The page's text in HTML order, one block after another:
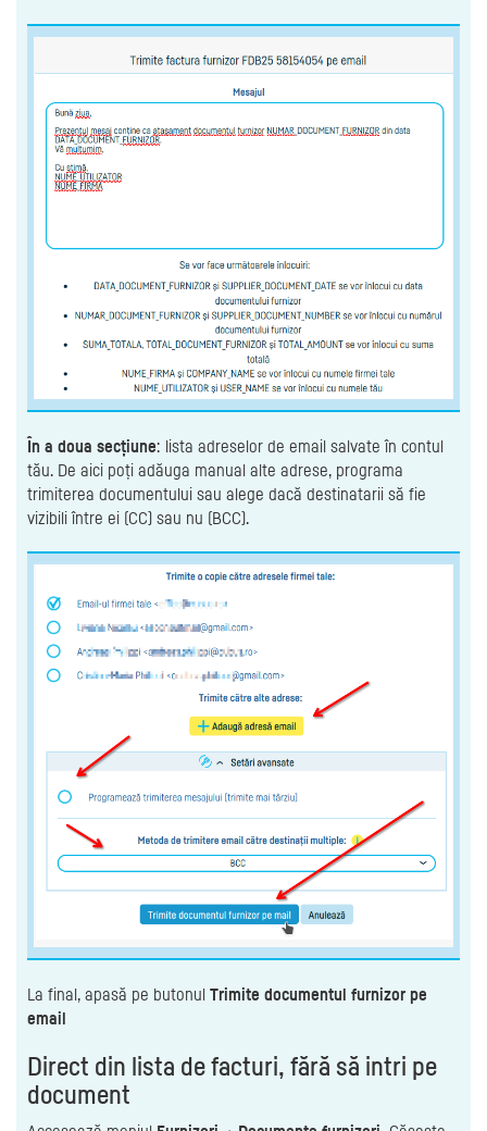
În a doua secțiune: lista adreselor de email salvate în contul
tău. De aici poți adăuga manual alte adrese, programa
trimiterea documentului sau alege dacă destinatarii să fie
vizibili între ei (CC) sau nu (BCC).
La final, apasă pe butonul Trimite documentul furnizor pe
email
Direct din lista de facturi, fără să intri pe
document